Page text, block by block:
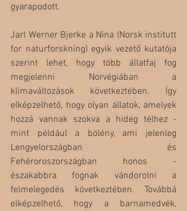
gyarapodott.
Jarl Werner Bjerke a Nina (Norsk institutt
for naturforskning) egyik vezető kutatója
szerint lehet, hogy több állatfaj fog
megjelenni Norvégiában a
klímaváltozások következtében. Így
elképzelhető, hogy olyan állatok, amelyek
hozzá vannak szokva a hideg télhez -
mint például a bölény, ami jelenleg
Lengyelországban és
Fehéroroszországban honos -
északabbra fognak vándorolni a
felmelegedés következtében. Továbbá
elképzelhető, hogy a barnamedvék,